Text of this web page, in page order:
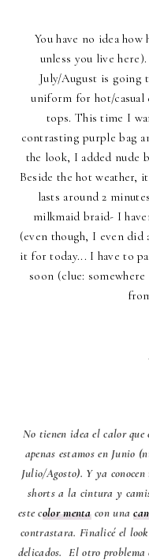
You have no idea
unless you live
July/August is going
uniform for hot/casual
tops. This time I
contrasting purple bag
the look, I added nude
Beside the hot weather,
lasts around 2
milkmaid braid- I
(even though, I even did
it for today... I have to
soon (clue:
No tienen idea el calor
apenas estamos en Junio
Julio/Agosto). Y ya
shorts a la cintura y
este color mentacon una
contrastara. Finalicé el
delicados. El otro problema